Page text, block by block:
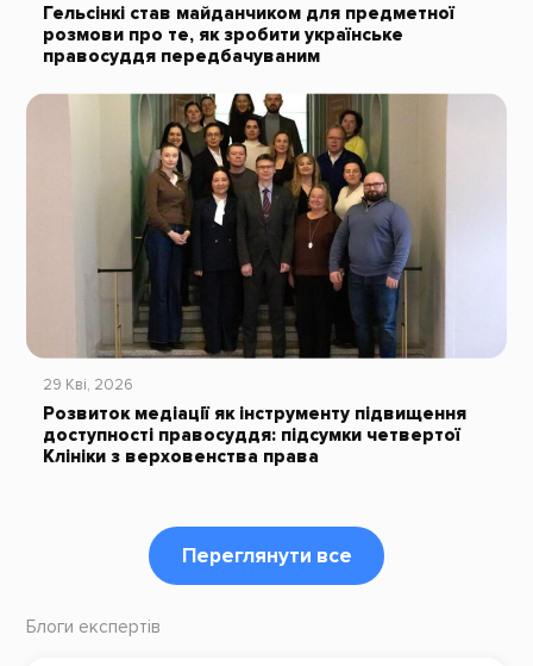
Гельсінкі став майданчиком для предметної
розмови про те, як зробити українське
правосуддя передбачуваним
29 Кві, 2026
Розвиток медіації як інструменту підвищення
доступності правосуддя: підсумки четвертої
Клініки з верховенства права
Переглянути все
Блоги експертів